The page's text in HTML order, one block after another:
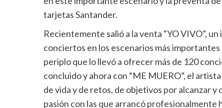
tarjetas Santander.
Recientemente salió a la venta “YO VIVO”,
conciertos en los escenarios más
periplo que lo llevó a ofrecer más de 120
concluido y ahora con “ME MUERO”, el
de vida y de retos, de objetivos por alcanzar y
pasión con las que arrancó profesionalmente